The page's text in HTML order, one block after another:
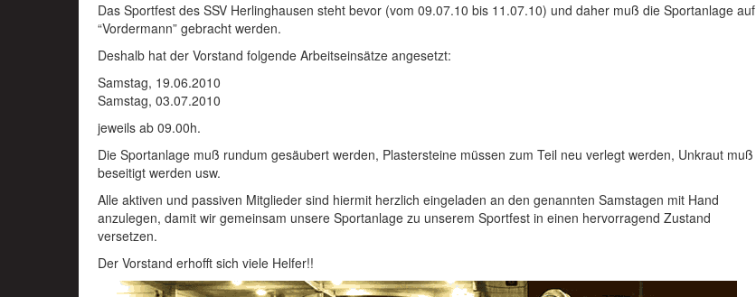
Das Sportfest des SSV Herlinghausen steht bevor (vom 09.07.10 bis 11.07.10) und daher muß die Sportanlage auf
“Vordermann” gebracht werden.
Deshalb hat der Vorstand folgende Arbeitseinsätze angesetzt:
Samstag, 19.06.2010
Samstag, 03.07.2010
jeweils ab 09.00h.
Die Sportanlage muß rundum gesäubert werden, Plastersteine müssen zum Teil neu verlegt werden, Unkraut muß
beseitigt werden usw.
Alle aktiven und passiven Mitglieder sind hiermit herzlich eingeladen an den genannten Samstagen mit Hand
anzulegen, damit wir gemeinsam unsere Sportanlage zu unserem Sportfest in einen hervorragend Zustand
versetzen.
Der Vorstand erhofft sich viele Helfer!!